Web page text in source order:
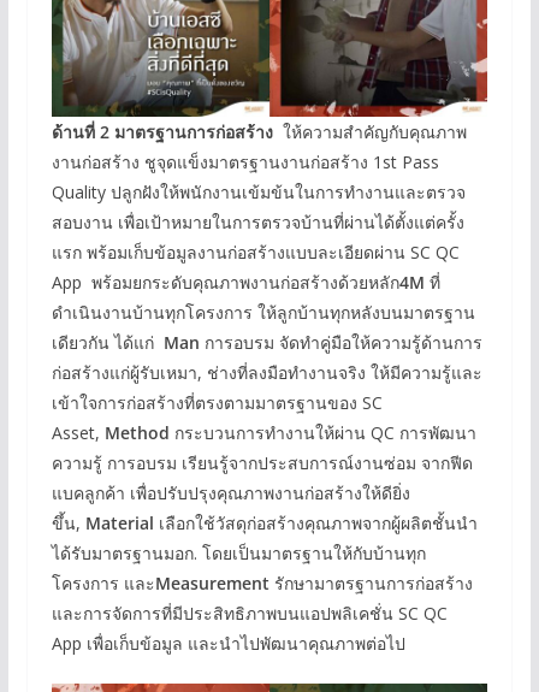
ด้านที่ 2 มาตรฐานการก่อสร้าง ให้ความสำคัญกับคุณภาพ
งานก่อสร้าง ชูจุดแข็งมาตรฐานงานก่อสร้าง 1st Pass
Quality ปลูกฝังให้พนักงานเข้มข้นในการทำงานและตรวจ
สอบงาน เพื่อเป้าหมายในการตรวจบ้านที่ผ่านได้ตั้งแต่ครั้ง
แรก พร้อมเก็บข้อมูลงานก่อสร้างแบบละเอียดผ่าน SC QC
App พร้อมยกระดับคุณภาพงานก่อสร้างด้วยหลัก4M ที่
ดำเนินงานบ้านทุกโครงการ ให้ลูกบ้านทุกหลังบนมาตรฐาน
เดียวกัน ได้แก่ Man การอบรม จัดทำคู่มือให้ความรู้ด้านการ
ก่อสร้างแก่ผู้รับเหมา, ช่างที่ลงมือทำงานจริง ให้มีความรู้และ
เข้าใจการก่อสร้างที่ตรงตามมาตรฐานของ SC
Asset, Method กระบวนการทำงานให้ผ่าน QC การพัฒนา
ความรู้ การอบรม เรียนรู้จากประสบการณ์งานซ่อม จากฟีด
แบคลูกค้า เพื่อปรับปรุงคุณภาพงานก่อสร้างให้ดียิ่ง
ขึ้น, Material เลือกใช้วัสดุก่อสร้างคุณภาพจากผู้ผลิตชั้นนำ
ได้รับมาตรฐานมอก. โดยเป็นมาตรฐานให้กับบ้านทุก
โครงการ และMeasurement รักษามาตรฐานการก่อสร้าง
และการจัดการที่มีประสิทธิภาพบนแอปพลิเคชั่น SC QC
App เพื่อเก็บข้อมูล และนำไปพัฒนาคุณภาพต่อไป